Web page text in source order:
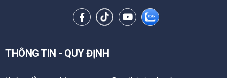
THÔNG TIN - QUY ĐỊNH